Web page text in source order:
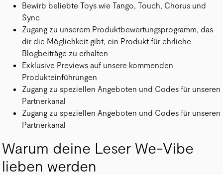
Bewirb beliebte Toys wie Tango, Touch, Chorus und
Sync
Zugang zu unserem Produktbewertungsprogramm, das
dir die Möglichkeit gibt, ein Produkt für ehrliche
Blogbeiträge zu erhalten
Exklusive Previews auf unsere kommenden
Produkteinführungen
Zugang zu speziellen Angeboten und Codes für unseren
Partnerkanal
Zugang zu speziellen Angeboten und Codes für unseren
Partnerkanal
Warum deine Leser We-Vibe
lieben werden